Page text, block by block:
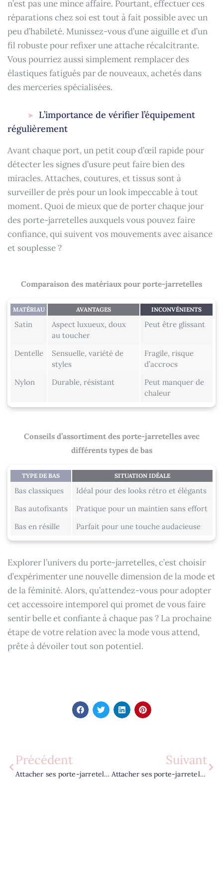
n’est pas une mince affaire. Pourtant, effectuer ces
réparations chez soi est tout à fait possible avec un
peu d’habileté. Munissez-vous d’une aiguille et d’un
fil robuste pour refixer une attache récalcitrante.
Vous pourriez aussi simplement remplacer des
élastiques fatigués par de nouveaux, achetés dans
des merceries spécialisées.
L’importance de vérifier l’équipement
régulièrement
Avant chaque port, un petit coup d’œil rapide pour
détecter les signes d’usure peut faire bien des
miracles. Attaches, coutures, et tissus sont à
surveiller de près pour un look impeccable à tout
moment. Quoi de mieux que de porter chaque jour
des porte-jarretelles auxquels vous pouvez faire
confiance, qui suivent vos mouvements avec aisance
et souplesse ?
Comparaison des matériaux pour porte-jarretelles
MATÉRIAU AVANTAGES INCONVÉNIENTS
Satin
Aspect luxueux, doux
au toucher
Peut être glissant
Dentelle
Sensuelle, variété de
styles
Fragile, risque
d’accrocs
Nylon
Durable, résistant
Peut manquer de
chaleur
Conseils d’assortiment des porte-jarretelles avec
différents types de bas
TYPE DE BAS SITUATION IDÉALE
Bas classiques
Idéal pour des looks rétro et élégants
Bas autofixants
Pratique pour un maintien sans effort
Bas en résille
Parfait pour une touche audacieuse
Explorer l’univers du porte-jarretelles, c’est choisir
d’expérimenter une nouvelle dimension de la mode et
de la féminité. Alors, qu’attendez-vous pour adopter
cet accessoire intemporel qui promet de vous faire
sentir belle et confiante à chaque pas ? La prochaine
étape de votre relation avec la mode vous attend,
prête à dévoiler tout son potentiel.
Précédent
Attacher ses porte-jarretelles : astuces pour confort et élégance assurés
Suivant
Attacher ses porte-jarretelles : astuces pour confort et élégance assurés